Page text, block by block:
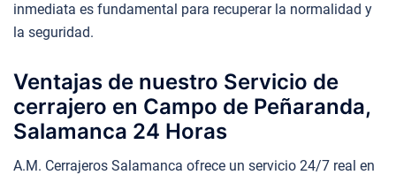
inmediata es fundamental para recuperar la normalidad y
la seguridad.
Ventajas de nuestro Servicio de
cerrajero en Campo de Peñaranda,
Salamanca 24 Horas
A.M. Cerrajeros Salamanca ofrece un servicio 24/7 real en